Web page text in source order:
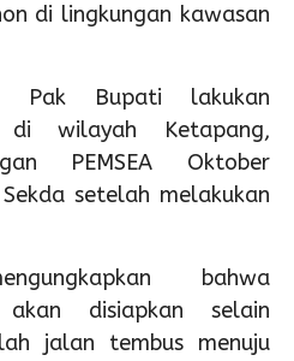
di lingkungan kawasan
Pak Bupati lakukan
di wilayah Ketapang,
PEMSEA Oktober
setelah melakukan
bahwa
disiapkan selain
jalan tembus menuju